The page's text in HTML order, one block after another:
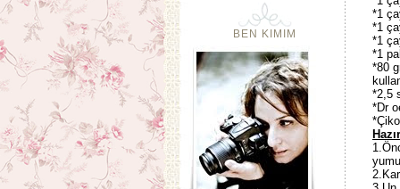
*1
*1
*1
*1
*80
*2,5
*Dr
BEN KIMIM